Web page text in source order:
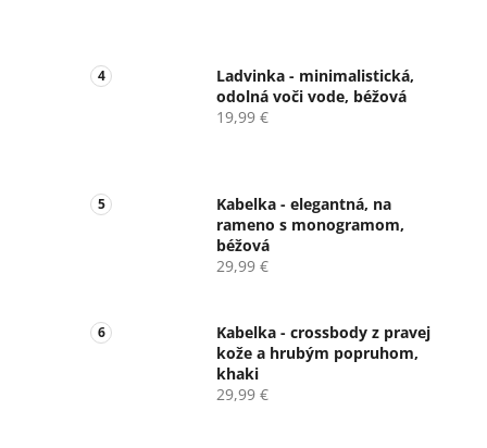
Ladvinka - minimalistická,
odolná voči vode, béžová
19,99 €
Kabelka - elegantná, na
rameno s monogramom,
béžová
29,99 €
Kabelka - crossbody z pravej
kože a hrubým popruhom,
khaki
29,99 €